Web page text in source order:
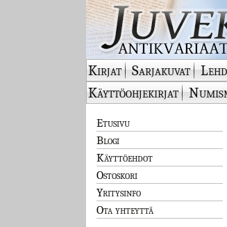
Kirjat Sarjakuvat
Käyttöohjekirjat
Etusivu
Blogi
Käyttöehdot
Ostoskori
Yritysinfo
Ota yhteyttä